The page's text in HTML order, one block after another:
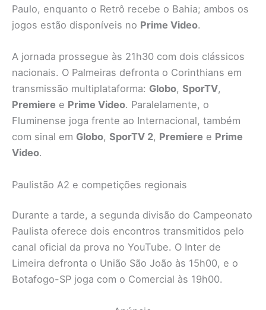
Paulo, enquanto o Retrô recebe o Bahia; ambos os
jogos estão disponíveis no Prime Video.
A jornada prossegue às 21h30 com dois clássicos
nacionais. O Palmeiras defronta o Corinthians em
transmissão multiplataforma: Globo, SporTV,
Premiere e Prime Video. Paralelamente, o
Fluminense joga frente ao Internacional, também
com sinal em Globo, SporTV 2, Premiere e Prime
Video.
Paulistão A2 e competições regionais
Durante a tarde, a segunda divisão do Campeonato
Paulista oferece dois encontros transmitidos pelo
canal oficial da prova no YouTube. O Inter de
Limeira defronta o União São João às 15h00, e o
Botafogo-SP joga com o Comercial às 19h00.